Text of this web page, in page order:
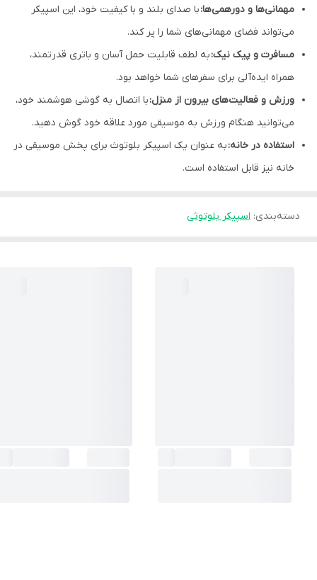
مهمانی‌ها و دورهمی‌ها:با صدای بلند و با کیفیت خود، این اسپیکر
می‌تواند فضای مهمانی‌های شما را پر کند.
مسافرت و پیک نیک:به لطف قابلیت حمل آسان و باتری قدرتمند،
همراه ایده‌آلی برای سفرهای شما خواهد بود.
ورزش و فعالیت‌های بیرون از منزل:با اتصال به گوشی هوشمند خود،
می‌توانید هنگام ورزش به موسیقی مورد علاقه خود گوش دهید.
استفاده در خانه:به عنوان یک اسپیکر بلوتوث برای پخش موسیقی در
خانه نیز قابل استفاده است.
دسته‌بندی: اسپیکر بلوتوثی